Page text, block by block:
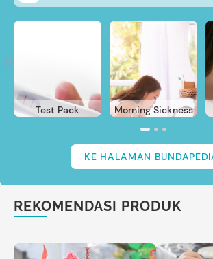
Test Pack Morning Sickness
KE HALAMAN
REKOMENDASI PRODUK